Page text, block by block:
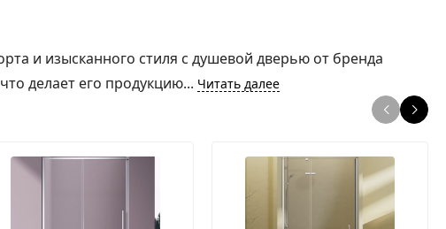
и изысканного стиля с душевой дверью от бренда
делает его продукцию... Читать далее